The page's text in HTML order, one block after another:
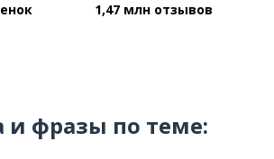
1,47 млн отзывов
и фразы по теме: